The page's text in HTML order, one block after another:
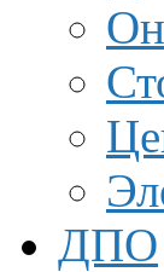
ДПО